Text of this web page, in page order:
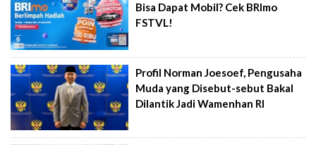
Bisa Dapat Mobil? Cek BRImo
FSTVL!
Profil Norman Joesoef, Pengusaha
Muda yang Disebut-sebut Bakal
Dilantik Jadi Wamenhan RI